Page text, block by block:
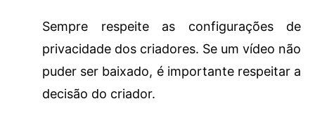
Sempre respeite as configurações de
privacidade dos criadores. Se um vídeo não
puder ser baixado, é importante respeitar a
decisão do criador.